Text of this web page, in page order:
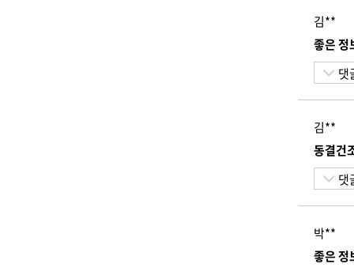
김**
좋은 정
댓
김**
동결건
댓
박**
좋은 정